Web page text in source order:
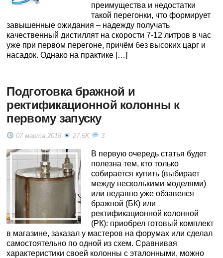
преимущества и недостатки
такой перегонки, что формирует
завышенные ожидания – надежду получать
качественный дистиллят на скорости 7-12 литров в час
уже при первом перегоне, причём без высоких царг и
насадок. Однако на практике […]
Подготовка бражной и
ректификационной колонны к
первому запуску
07 марта 2018 27.5K 3
В первую очередь статья будет
полезна тем, кто только
собирается купить (выбирает
между несколькими моделями)
или недавно уже обзавелся
бражной (БК) или
ректификационной колонной
(РК): приобрел готовый комплект
в магазине, заказал у мастеров на форумах или сделал
самостоятельно по одной из схем. Сравнивая
характеристики своей колонны с эталонными, можно